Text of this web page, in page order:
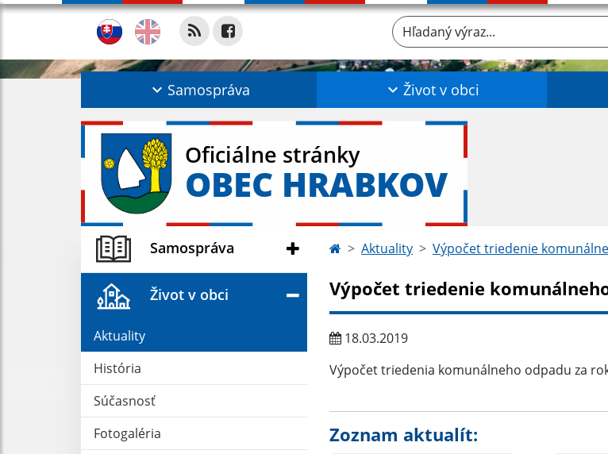
Hľadaný výraz...
Samospráva Život v obci
Oficiálne stránky
OBEC HRABKOV
Samospráva
Život v obci
Aktuality
História
Súčasnosť
Fotogaléria
Aktuality Výpočet triedenie
Výpočet triedenie
18.03.2019
Výpočet triedenia komunálneho odpadu za
Zoznam aktualít: